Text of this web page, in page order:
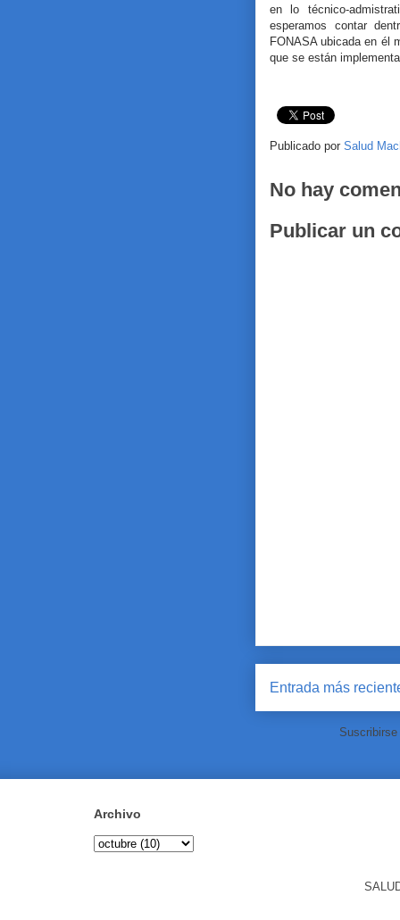
en lo técnico-
esperamos contar
FONASA ubicada en él
que se están
Publicado por Salud
No hay
Publicar un
Entrada más
Archivo